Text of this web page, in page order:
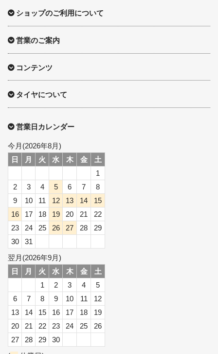
ショップのご利用について
営業のご案内
コンテンツ
タイヤについて
営業日カレンダー
今月(2026年8月)
日
月 火 水 木 金
土
1
2
3 4 5 6 7
8
9
10 11 12 13 14
15
16
17 18 19 20 21
22
23
24 25 26 27 28
29
30
31
翌月(2026年9月)
日
月 火 水 木 金
土
1
2 3 4
5
6
7 8 9 10 11
12
13
14 15 16 17 18
19
20
21 22 23 24 25
26
27
28 29
30